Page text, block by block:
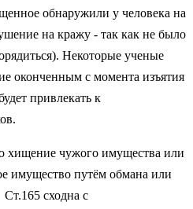
обнаружили у человека на
на кражу - так как не было
Некоторые ученые
оконченным с момента изъятия
привлекать к
хищение чужого имущества или
имущество путём обмана или
сходна с